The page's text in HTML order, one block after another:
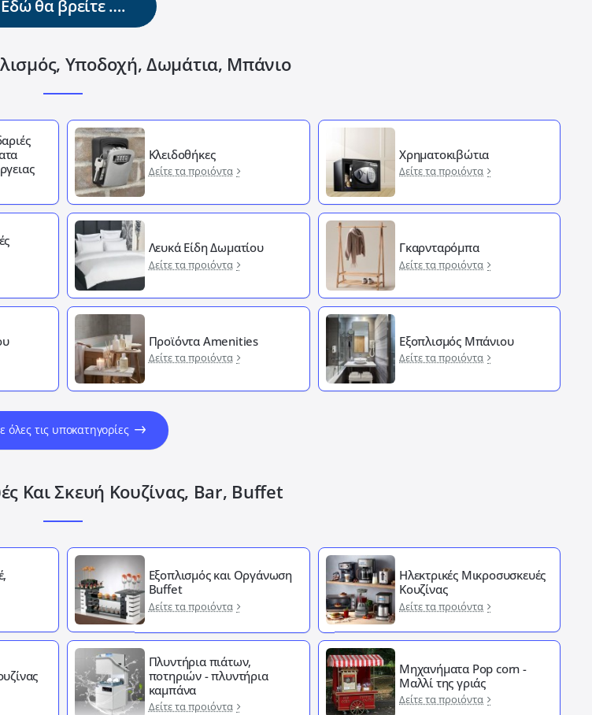
Εδώ θα βρείτε ….
Υποδοχή, Δωμάτια, Μπάνιο
Κλειδοθήκες
Δείτε τα προιόντα
Χρηματοκιβώτια
Δείτε τα προιόντα
Λευκά Είδη Δωματίου
Δείτε τα προιόντα
Γκαρνταρόμπα
Δείτε τα προιόντα
Προϊόντα Amenities
Δείτε τα προιόντα
Εξοπλισμός Μπάνιου
Δείτε τα προιόντα
όλες τις υποκατηγορίες
Και Σκευή Κουζίνας, Bar, Buffet
Εξοπλισμός και Οργάνωση
Buffet
Δείτε τα προιόντα
Ηλεκτρικές Μικροσυσκευές
Κουζίνας
Δείτε τα προιόντα
Πλυντήρια πιάτων,
ποτηριών - πλυντήρια
καμπάνα
Δείτε τα προιόντα
Μηχανήματα Pop corn -
Μαλλί της γριάς
Δείτε τα προιόντα